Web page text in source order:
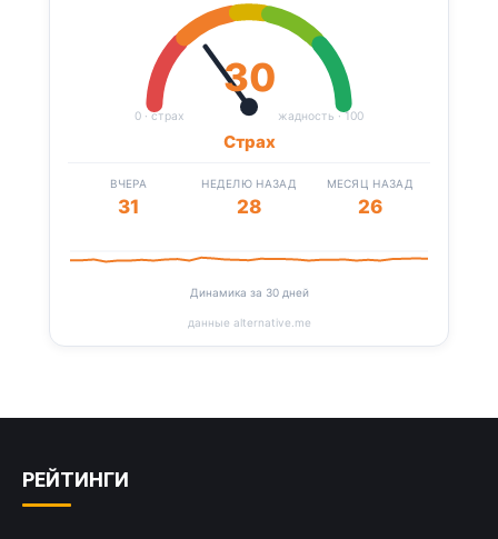
0 · страх жадность · 100
30
Страх
ВЧЕРА
31
НЕДЕЛЮ НАЗАД
28
МЕСЯЦ НАЗАД
26
Динамика за 30 дней
данные alternative.me
РЕЙТИНГИ